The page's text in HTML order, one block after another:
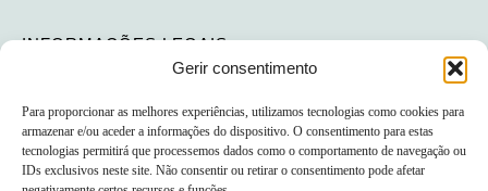
Gerir consentimento
Para proporcionar as melhores experiências, utilizamos tecnologias como cookies para
armazenar e/ou aceder a informações do dispositivo. O consentimento para estas
tecnologias permitirá que processemos dados como o comportamento de navegação ou
IDs exclusivos neste site. Não consentir ou retirar o consentimento pode afetar
INFORMAÇÕES LEGAIS
Termos e Condições
Livro de reclamações